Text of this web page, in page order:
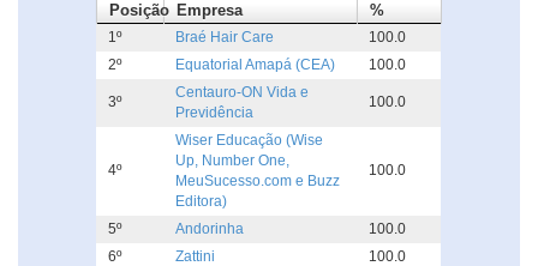
Posição Empresa %
1º Braé Hair Care
100.0
2º
Equatorial Amapá (CEA) 100.0
3º
Centauro-ON Vida e
Previdência
100.0
4º
Wiser Educação (Wise
Up, Number One,
MeuSucesso.com e Buzz
Editora)
100.0
5º Andorinha
100.0
6º
Zattini
100.0